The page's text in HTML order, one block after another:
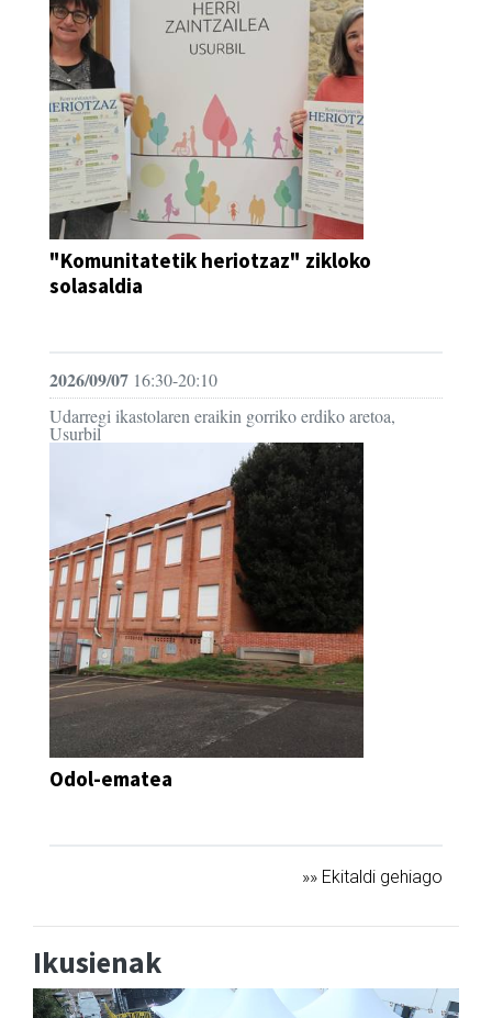
"Komunitatetik heriotzaz" zikloko
solasaldia
2026/09/07 16:30-20:10
Udarregi ikastolaren eraikin gorriko erdiko aretoa,
Usurbil
Odol-ematea
»» Ekitaldi gehiago
Ikusienak